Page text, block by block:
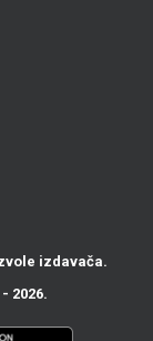
izdavača.
- 2026.